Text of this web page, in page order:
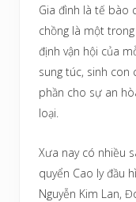
Gia đình là tế bào
chồng là một
định vận hội của
sung túc, sinh con
phần cho sự an
loại.
Xưa nay có nhiều
quyển Cao ly đầu
Nguyễn Kim Lan,